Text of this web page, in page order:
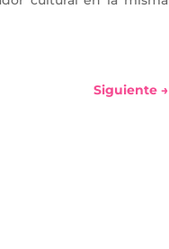
Siguiente→